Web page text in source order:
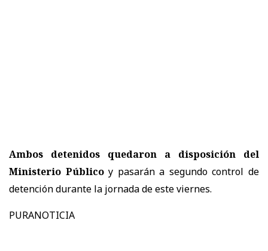
Ambos detenidos quedaron a disposición del
Ministerio Públicoy pasarán a segundo control de
detención durante la jornada de este viernes.
PURANOTICIA